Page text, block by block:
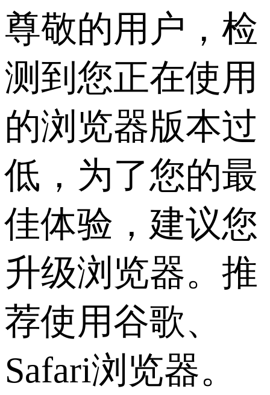
尊敬的用户，检
测到您正在使用
的浏览器版本过
低，为了您的最
佳体验，建议您
升级浏览器。推
荐使用谷歌、
Safari浏览器。